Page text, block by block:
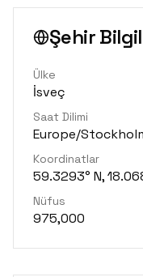
Şehir
Ülke
İsveç
Saat Dilimi
Europe/
Koordinatlar
59.3293° N,
Nüfus
975,000